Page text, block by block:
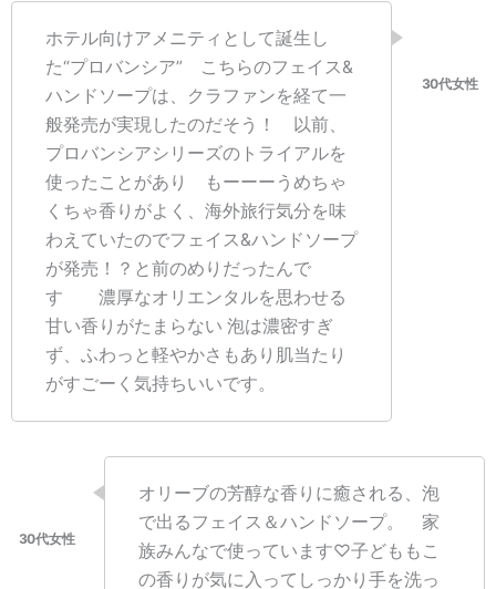
ホテル向けアメニティとして誕生し
た“プロバンシア” こちらのフェイス&
ハンドソープは、クラファンを経て一
般発売が実現したのだそう！ 以前、
プロバンシアシリーズのトライアルを
使ったことがあり もーーーうめちゃ
くちゃ香りがよく、海外旅行気分を味
わえていたのでフェイス&ハンドソープ
が発売！？と前のめりだったんで
す 濃厚なオリエンタルを思わせる
甘い香りがたまらない 泡は濃密すぎ
ず、ふわっと軽やかさもあり肌当たり
がすごーく気持ちいいです。
オリーブの芳醇な香りに癒される、泡
で出るフェイス＆ハンドソープ。 家
族みんなで使っています♡子どももこ
の香りが気に入ってしっかり手を洗っ